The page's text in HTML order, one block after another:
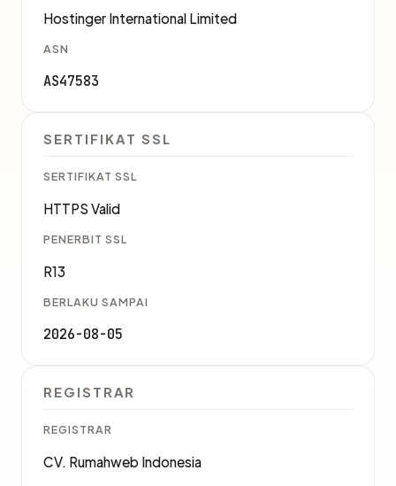
Hostinger International Limited
ASN
AS47583
SERTIFIKAT SSL
SERTIFIKAT SSL
HTTPS Valid
PENERBIT SSL
R13
BERLAKU SAMPAI
2026-08-05
REGISTRAR
REGISTRAR
CV. Rumahweb Indonesia